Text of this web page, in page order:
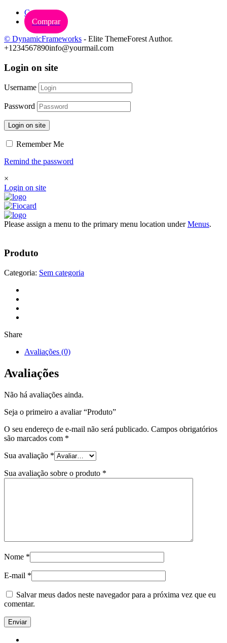
Carrinho
Comprar
© DynamicFrameworks - Elite ThemeForest Author.
+1234567890info@yourmail.com
Login on site
Username
Password
Login on site
Remember Me
Remind the password
×
Login on site
Please assign a menu to the primary menu location underMenus.
Produto
Categoria: Sem categoria
Share
Avaliações (0)
Avaliações
Não há avaliações ainda.
Seja o primeiro a avaliar “Produto”
O seu endereço de e-mail não será publicado. Campos obrigatórios
são marcados com *
Sua avaliação *
Sua avaliação sobre o produto *
Nome *
E-mail *
Salvar meus dados neste navegador para a próxima vez que eu
comentar.